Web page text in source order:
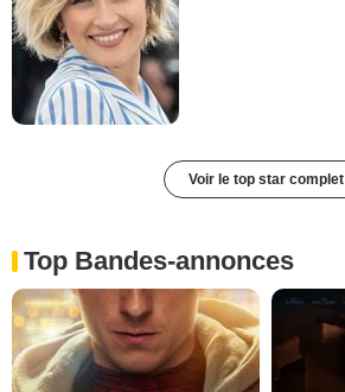
Voir le top star complet
Top Bandes-annonces